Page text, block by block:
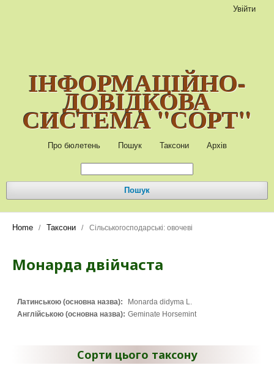
ІНФОРМАЦІЙНО-
ДОВІДКОВА
СИСТЕМА "СОРТ"
Про бюлетень Пошук Таксони Архів
Пошук
Увійти
Home / Таксони / Сільськогосподарські: овочеві
Монарда двійчаста
Латинською (основна назва):
Monarda didyma L.
Англійською (основна назва): Geminate Horsemint
Сорти цього таксону